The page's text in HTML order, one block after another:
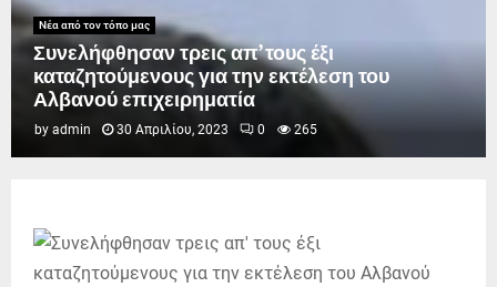
Νέα από τον τόπο μας
Συνελήφθησαν τρεις απ’ τους έξι
καταζητούμενους για την εκτέλεση του
Αλβανού επιχειρηματία
by admin 30 Απριλίου, 2023 0 265